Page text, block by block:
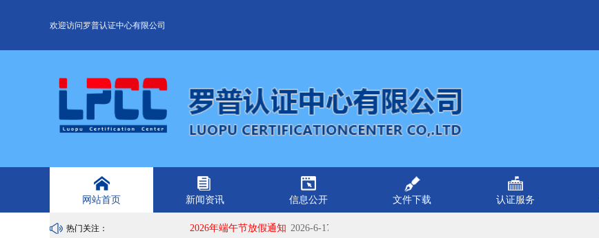
欢迎访问罗普认证中心有限公司
网站首页 新闻资讯 信息公开 文件下载 认证服务
热门关注： 2026年端午节放假通知 2026-6-17